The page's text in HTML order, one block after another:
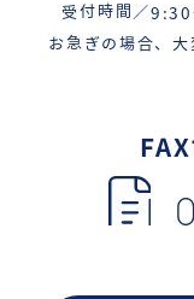
受付時間／
お急ぎの場合、